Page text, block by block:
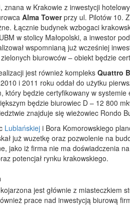
znana w Krakowie z inwestycji
Alma Towerprzy ul. Pilotów 10.
Łącznie budynek wzbogaci
w stolicy Małopolski, a inwestor
wspomnianą już wcześniej
biurowców – obiekt będzie
jest również kompleks Quattro
i 2011 roku oddał do użytku
który będzie certyfikowany w
będzie biurowiec D – 12 800
znajduje się wieżowiec Rondo
Lublańskiej i Bora Komorowskiego
już wuzetkę oraz pozwolenie na
jako iż firma nie ma doświadczenia
potencjał rynku krakowskiego.
jest głównie z miasteczkiem
prace nad inwestycją biurową